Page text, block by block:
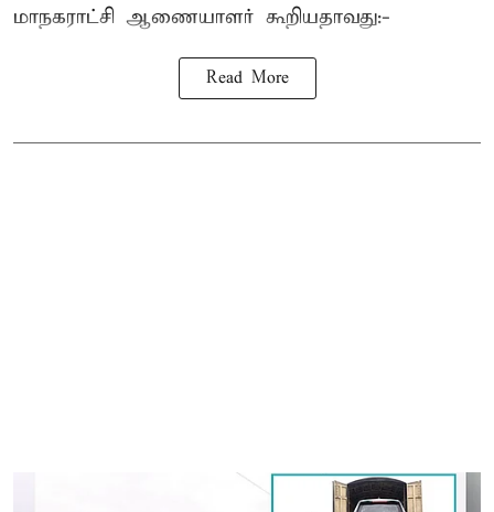
மாநகராட்சி ஆணையாளர் கூறியதாவது:-
Read More